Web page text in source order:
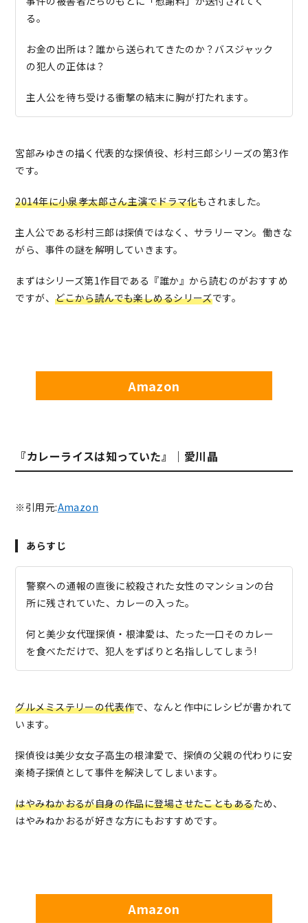
る。
お金の出所は？誰から送られてきたのか？バスジャック
の犯人の正体は？
主人公を待ち受ける衝撃の結末に胸が打たれます。
宮部みゆきの描く代表的な探偵役、杉村三郎シリーズの第3作
です。
2014年に小泉孝太郎さん主演でドラマ化もされました。
主人公である杉村三郎は探偵ではなく、サラリーマン。働きな
がら、事件の謎を解明していきます。
まずはシリーズ第1作目である『誰か』から読むのがおすすめ
ですが、どこから読んでも楽しめるシリーズです。
Amazon
『カレーライスは知っていた』｜愛川晶
※引用元:Amazon
あらすじ
警察への通報の直後に絞殺された女性のマンションの台
所に残されていた、カレーの入った。
何と美少女代理探偵・根津愛は、たった一口そのカレー
を食べただけで、犯人をずばりと名指ししてしまう!
グルメミステリーの代表作で、なんと作中にレシピが書かれて
います。
探偵役は美少女女子高生の根津愛で、探偵の父親の代わりに安
楽椅子探偵として事件を解決してしまいます。
はやみねかおるが自身の作品に登場させたこともあるため、
はやみねかおるが好きな方にもおすすめです。
Amazon